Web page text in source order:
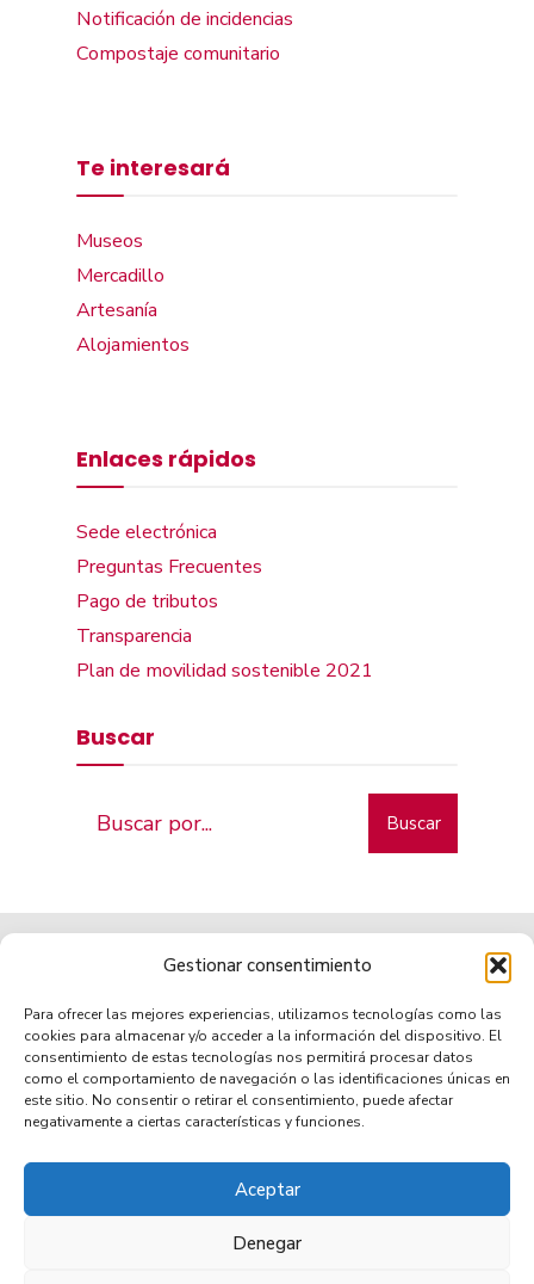
Gestionar consentimiento
Para ofrecer las mejores experiencias, utilizamos tecnologías como las
cookies para almacenar y/o acceder a la información del dispositivo. El
consentimiento de estas tecnologías nos permitirá procesar datos
como el comportamiento de navegación o las identificaciones únicas en
este sitio. No consentir o retirar el consentimiento, puede afectar
negativamente a ciertas características y funciones.
Aceptar
Denegar
Notificación de incidencias
Compostaje comunitario
Te interesará
Museos
Mercadillo
Artesanía
Alojamientos
Enlaces rápidos
Sede electrónica
Preguntas Frecuentes
Pago de tributos
Transparencia
Plan de movilidad sostenible 2021
Buscar
Buscar
Municipio de tradición
AVISO LEGAL
POLÍTICA DE COOKIES (UE)
ACCESIBILIDAD